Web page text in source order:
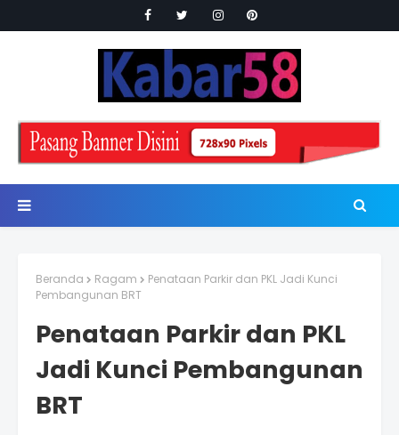
Beranda Ragam
Penataan Parkir dan PKL Jadi Kunci
Pembangunan BRT
Penataan Parkir dan PKL
Jadi Kunci Pembangunan
BRT